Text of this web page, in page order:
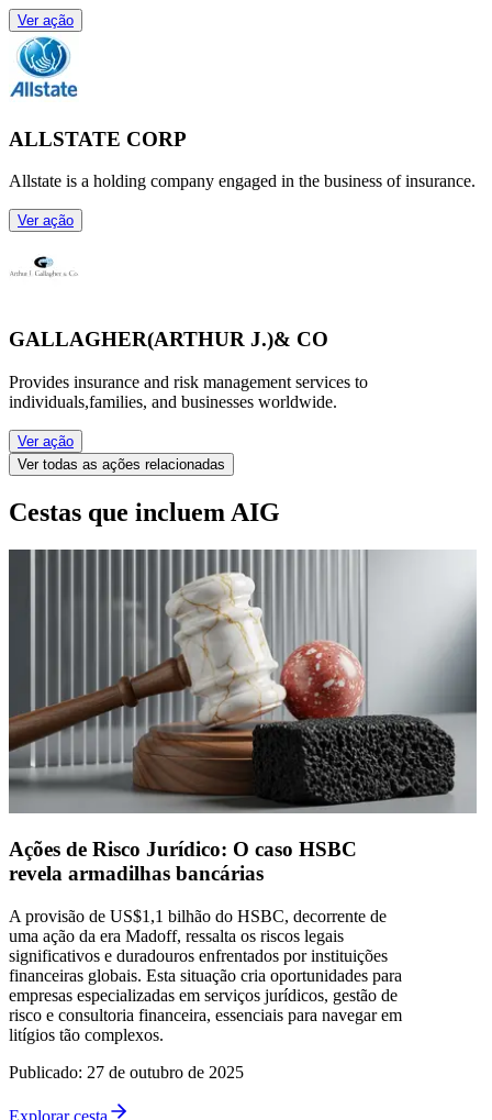
Ver ação
ALLSTATE CORP
Allstate is a holding company engaged in the business of insurance.
Ver ação
GALLAGHER(ARTHUR J.)& CO
Provides insurance and risk management services to
individuals,families, and businesses worldwide.
Ver ação
Ver todas as ações relacionadas
Cestas que incluem AIG
Ações de Risco Jurídico: O caso HSBC
revela armadilhas bancárias
A provisão de US$1,1 bilhão do HSBC, decorrente de
uma ação da era Madoff, ressalta os riscos legais
significativos e duradouros enfrentados por instituições
financeiras globais. Esta situação cria oportunidades para
empresas especializadas em serviços jurídicos, gestão de
risco e consultoria financeira, essenciais para navegar em
litígios tão complexos.
Publicado: 27 de outubro de 2025
Explorar cesta